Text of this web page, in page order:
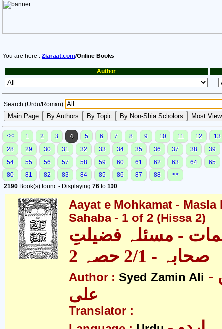
You are here : Ziaraat.com/Online Books
Author
Search (Urdu/Roman)
<< 1 2 3 4 5 6 7 8 9 10 11 12
13
28
29 30 31 32 33 34 35 36 37 38
39
54
55 56 57 58 59 60 61 62 63 64
65
80
81 82 83 84 85 86 87 88
>>
2190 Book(s) found - Displaying 76 to 100
Aayat e Mohkamat - Masla
Sahaba - 1 of 2 (Hissa 2)
- مسئلہ فضیلتِ
صحابہ - 2/1 حصہ 2
Author : Syed Zamin Ali - سید ضامن
علی
Translator :